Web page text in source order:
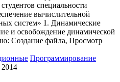
специальности
вычислительной
систем» 1. Динамические
и освобождение динамической
Создание файла, Просмотр
Программирование
2014